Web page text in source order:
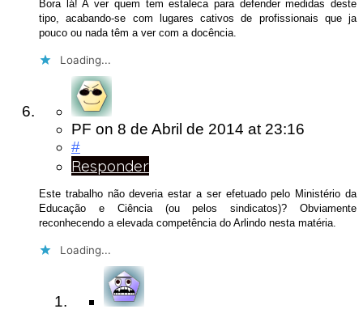
Bora lá! A ver quem tem estaleca para defender medidas deste
tipo, acabando-se com lugares cativos de profissionais que ja
pouco ou nada têm a ver com a docência.
Loading...
PF on 8 de Abril de 2014 at 23:16
#
Responder
Este trabalho não deveria estar a ser efetuado pelo Ministério da
Educação e Ciência (ou pelos sindicatos)? Obviamente
reconhecendo a elevada competência do Arlindo nesta matéria.
Loading...